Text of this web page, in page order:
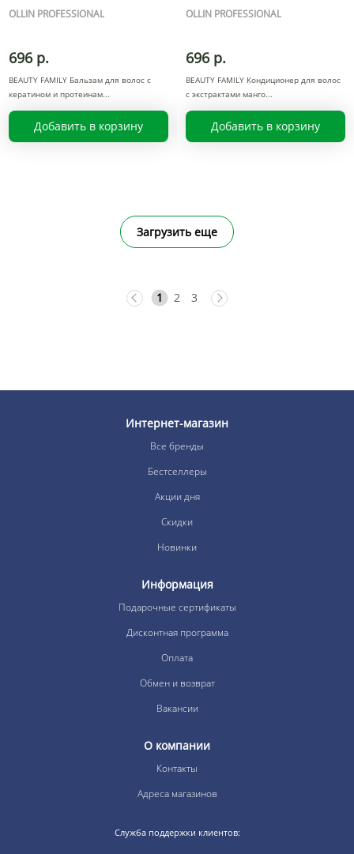
OLLIN PROFESSIONAL
696 р.
BEAUTY FAMILY Бальзам для волос с
кератином и протеинам
Добавить в корзину
OLLIN PROFESSIONAL
696 р.
BEAUTY FAMILY Кондиционер для волос
с экстрактами манго
Добавить в корзину
Загрузить еще
1 2 3
Интернет-магазин
Все бренды
Бестселлеры
Акции дня
Скидки
Новинки
Информация
Подарочные сертификаты
Дисконтная программа
Оплата
Обмен и возврат
Вакансии
О компании
Контакты
Адреса магазинов
Служба поддержки клиентов: